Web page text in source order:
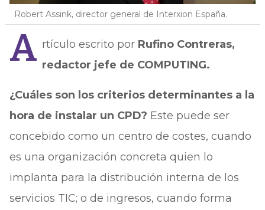
Robert Assink, director general de Interxion España.
A rtículo escrito por Rufino Contreras,
redactor jefe de COMPUTING.
¿Cuáles son los criterios determinantes a la
hora de instalar un CPD? Este puede ser
concebido como un centro de costes, cuando
es una organización concreta quien lo
implanta para la distribución interna de los
servicios TIC; o de ingresos, cuando forma